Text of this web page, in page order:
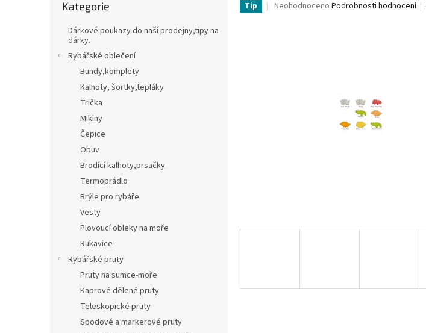
Třpytky,plandavky,Spinnerbaity,Spintaily
kategorie
Kategorie
Dárkové poukazy do naší prodejny,tipy na
dárky.
Rybářské oblečení
Bundy,komplety
Kalhoty, šortky,tepláky
Trička
Mikiny
Čepice
Obuv
Brodící kalhoty,prsačky
Termoprádlo
Brýle pro rybáře
Vesty
Plovoucí obleky na moře
Rukavice
Rybářské pruty
Pruty na sumce-moře
Kaprové dělené pruty
Teleskopické pruty
Spodové a markerové pruty
Tip
Průměrné
Neohodnoceno Podrobnosti hodnocení